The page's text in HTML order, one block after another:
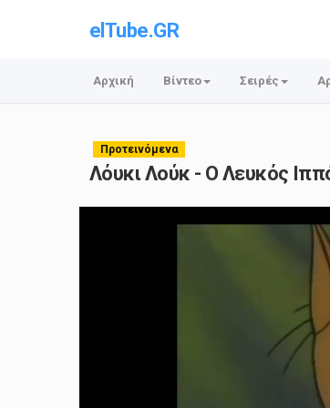
elTube.GR
Αρχική Βίντεο Σειρές
Προτεινόμενα
Λόυκι Λούκ - Ο Λευκός